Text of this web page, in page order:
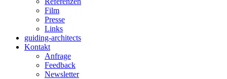
Film
Presse
Links
guiding-architects
Kontakt
Anfrage
Feedback
Newsletter